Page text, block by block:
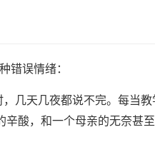
错误情绪：
几天几夜都说不完。每当教
辛酸，和一个母亲的无奈甚